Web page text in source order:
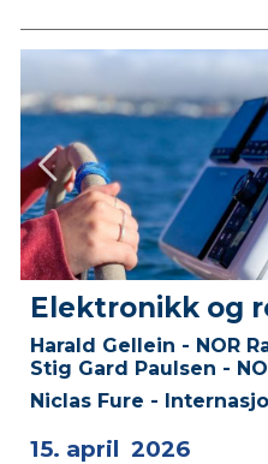
Elektronikk og
Harald Gellein - NOR
Stig Gard Paulsen -
Niclas Fure -
15. april 2026